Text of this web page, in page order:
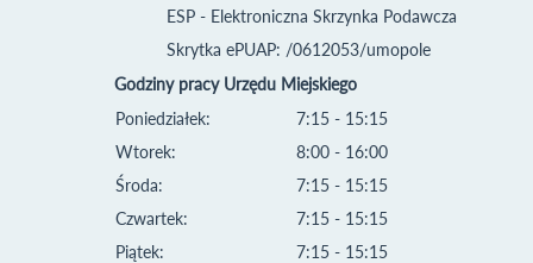
ESP - Elektroniczna Skrzynka Podawcza
Skrytka ePUAP: /0612053/umopole
Godziny pracy Urzędu Miejskiego
Poniedziałek:
Wtorek:
Środa:
Czwartek:
Piątek:
7:15 - 15:15
8:00 - 16:00
7:15 - 15:15
7:15 - 15:15
7:15 - 15:15